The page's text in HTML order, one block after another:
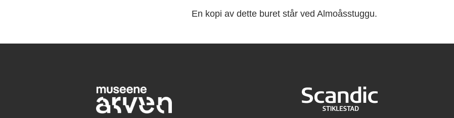
En kopi av dette buret står ved Almoåsstuggu.